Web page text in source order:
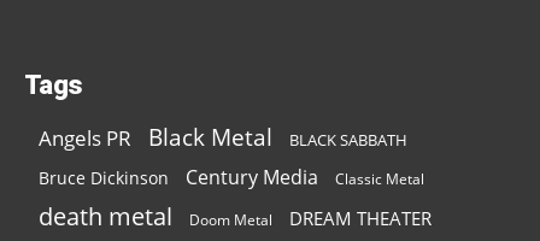
Tags
Angels PR Black Metal BLACK SABBATH
Bruce Dickinson Century Media Classic Metal
death metal Doom Metal DREAM THEATER